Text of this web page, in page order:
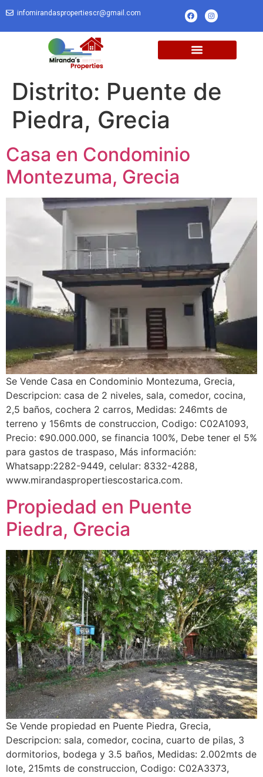
infomirandaspropertiescr@gmail.com
Distrito: Puente de
Piedra, Grecia
Casa en Condominio
Montezuma, Grecia
Se Vende Casa en Condominio Montezuma, Grecia,
Descripcion: casa de 2 niveles, sala, comedor, cocina,
2,5 baños, cochera 2 carros, Medidas: 246mts de
terreno y 156mts de construccion, Codigo: C02A1093,
Precio: ¢90.000.000, se financia 100%, Debe tener el 5%
para gastos de traspaso, Más información:
Whatsapp:2282-9449, celular: 8332-4288,
www.mirandaspropertiescostarica.com.
Propiedad en Puente
Piedra, Grecia
Se Vende propiedad en Puente Piedra, Grecia,
Descripcion: sala, comedor, cocina, cuarto de pilas, 3
dormitorios, bodega y 3.5 baños, Medidas: 2.002mts de
lote, 215mts de construccion, Codigo: C02A3373,